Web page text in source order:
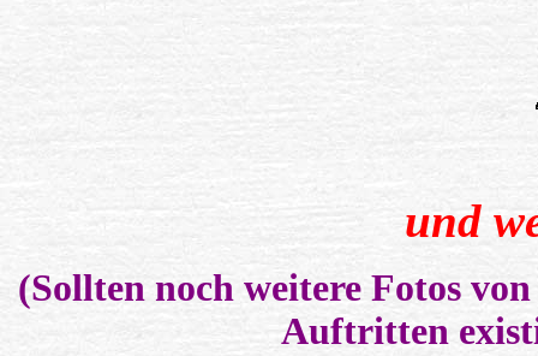
und
(Sollten noch weitere Fotos
Auftritten